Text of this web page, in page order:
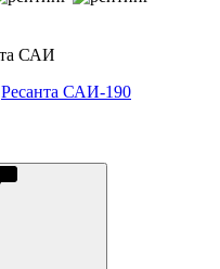
Ресанта САИ-190